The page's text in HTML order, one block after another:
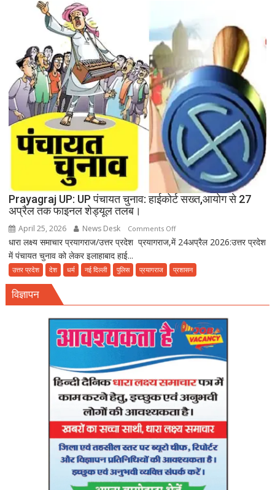
वाला
रहा
बीमारियों
को
दावत
Prayagraj UP: UP पंचायत चुनाव: हाईकोर्ट सख्त,आयोग से 27
अप्रैल तक फाइनल शेड्यूल तलब।
April 25, 2026 News Desk Comments Offon
Prayagraj
UP
सख्त,आयोग
अप्रैल
फाइनल
शेड्यूल
तलब।
धारा लक्ष्य समाचार प्रयागराज/उत्तर प्रदेश प्रयागराज,में 24अप्रैल 2026:उत्तर प्रदेश
में पंचायत चुनाव को लेकर इलाहाबाद हाई...
उत्तर प्रदेश देश धर्म नई दिल्ली पुलिस प्रयागराज प्रशासन
विज्ञापन